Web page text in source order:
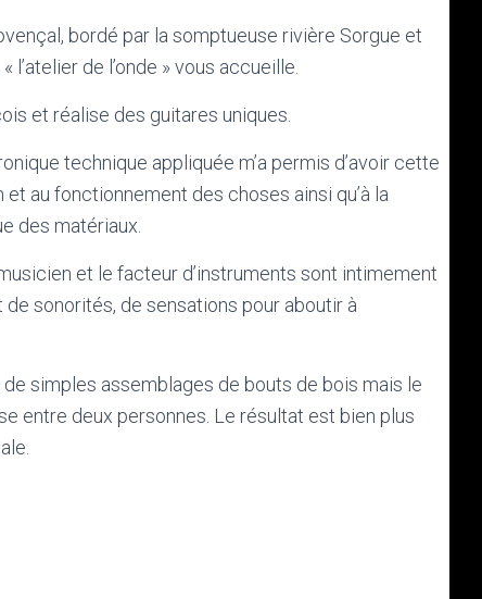
bordé par la somptueuse rivière Sorgue et
« l’atelier de l’onde »vous accueille.
et réalise des guitares uniques.
technique appliquée m’a permis d’avoir cette
au fonctionnement des choses ainsi qu’à la
des matériaux.
et le facteur d’instruments sont intimement
de sonorités, de sensations pour aboutir à
simples assemblages de bouts de bois mais le
entre deux personnes. Le résultat est bien plus